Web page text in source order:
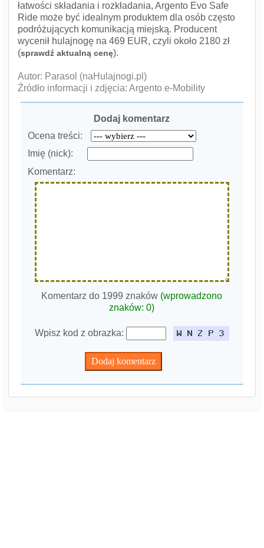
łatwości składania i rozkładania, Argento Evo Safe
Ride może być idealnym produktem dla osób często
podróżujących komunikacją miejską. Producent
wycenił hulajnogę na 469 EUR, czyli około 2180 zł
(sprawdź aktualną cenę).
Autor: Parasol (naHulajnogi.pl)
Źródło informacji i zdjęcia: Argento e-Mobility
Dodaj komentarz
Ocena treści:
Imię (nick):
Komentarz:
Komentarz do 1999 znaków (wprowadzono
znaków:0)
Wpisz kod z obrazka: